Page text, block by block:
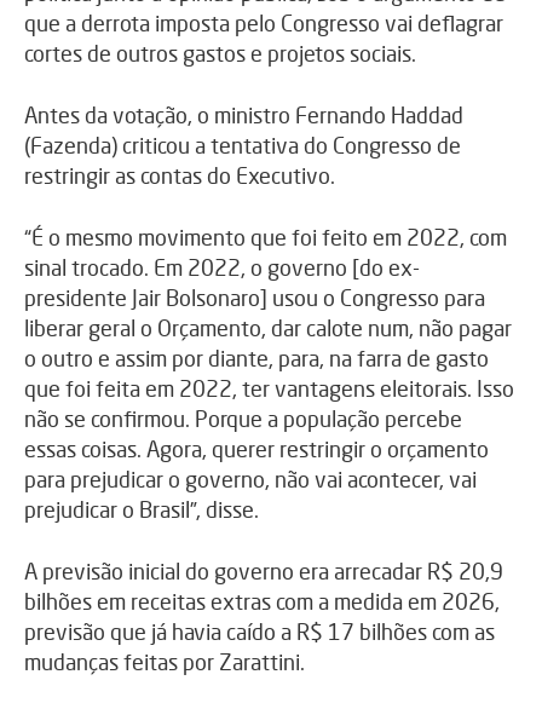
que a derrota imposta pelo Congresso vai deflagrar
cortes de outros gastos e projetos sociais.
Antes da votação, o ministro Fernando Haddad
(Fazenda) criticou a tentativa do Congresso de
restringir as contas do Executivo.
“É o mesmo movimento que foi feito em 2022, com
sinal trocado. Em 2022, o governo [do ex-
presidente Jair Bolsonaro] usou o Congresso para
liberar geral o Orçamento, dar calote num, não pagar
o outro e assim por diante, para, na farra de gasto
que foi feita em 2022, ter vantagens eleitorais. Isso
não se confirmou. Porque a população percebe
essas coisas. Agora, querer restringir o orçamento
para prejudicar o governo, não vai acontecer, vai
prejudicar o Brasil”, disse.
A previsão inicial do governo era arrecadar R$ 20,9
bilhões em receitas extras com a medida em 2026,
previsão que já havia caído a R$ 17 bilhões com as
mudanças feitas por Zarattini.